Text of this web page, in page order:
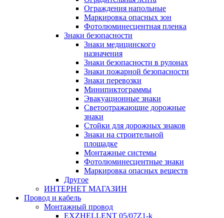
Ограждения напольные
Маркировка опасных зон
Фотолюминесцентная пленка
Знаки безопасности
Знаки медицинского
назначения
Знаки безопасности в рулонах
Знаки пожарной безопасности
Знаки перевозки
Минипиктограммы
Эвакуационные знаки
Светоотражающие дорожные
знаки
Стойки для дорожных знаков
Знаки на строительной
площадке
Монтажные системы
Фотолюминесцентные знаки
Маркировка опасных веществ
Другое
ИНТЕРНЕТ МАГАЗИН
Провод и кабель
Монтажный провод
EXZHELLENT 05/07Z1-k